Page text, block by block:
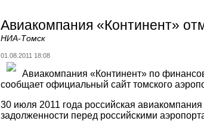
Авиакомпания «Континент»
НИА-Томск
01.08.2011 18:08
Авиакомпания «Континент» по
сообщает официальный сайт томского
30 июля 2011 года российская
задолженности перед российскими